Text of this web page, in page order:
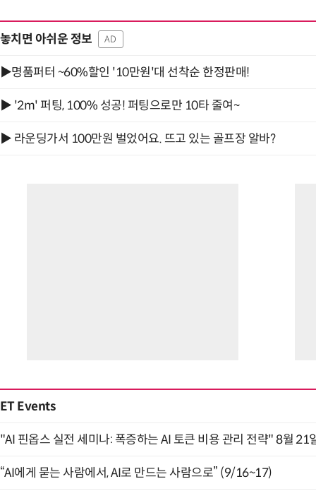
놓치면 아쉬운 정보 AD
▶명품퍼터 ~60%할인 '10만원'대 선착순 한정판매!
▶ '2m' 퍼팅, 100% 성공! 퍼팅으로만 10타 줄여~
▶ 라운딩가서 100만원 벌었어요. 뜨고 있는 골프장 알바?
ET Events
"AI 핀옵스 실전 세미나: 폭증하는 AI 토큰 비용 관리 전략" 8월 21
“AI에게 묻는 사람에서, AI로 만드는 사람으로” (9/16~17)